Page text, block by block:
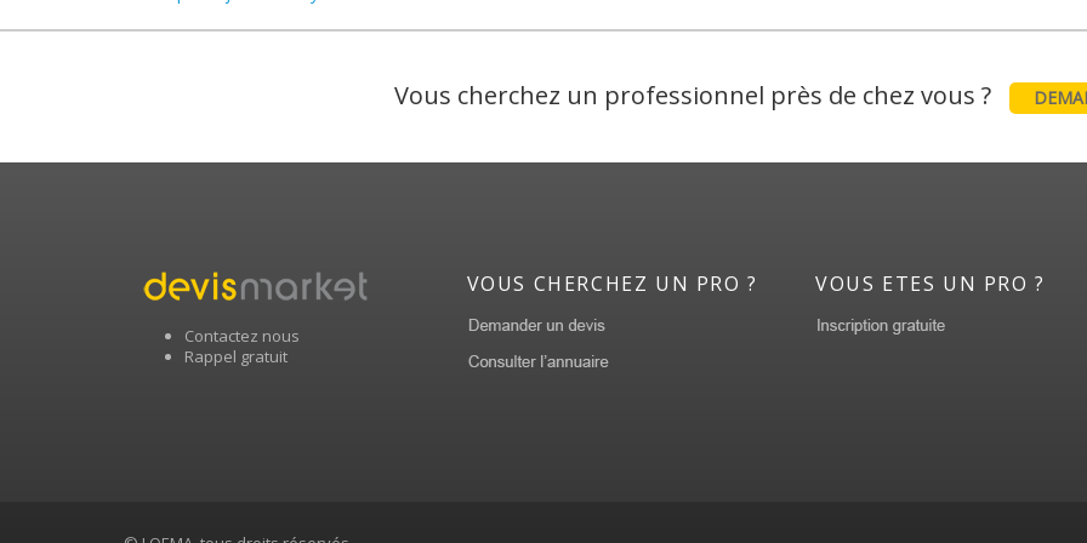
Vous cherchez un professionnel près de chez vous ?
Contactez nous
Rappel gratuit
VOUS CHERCHEZ UN PRO ? VOUS ETES UN PRO ?